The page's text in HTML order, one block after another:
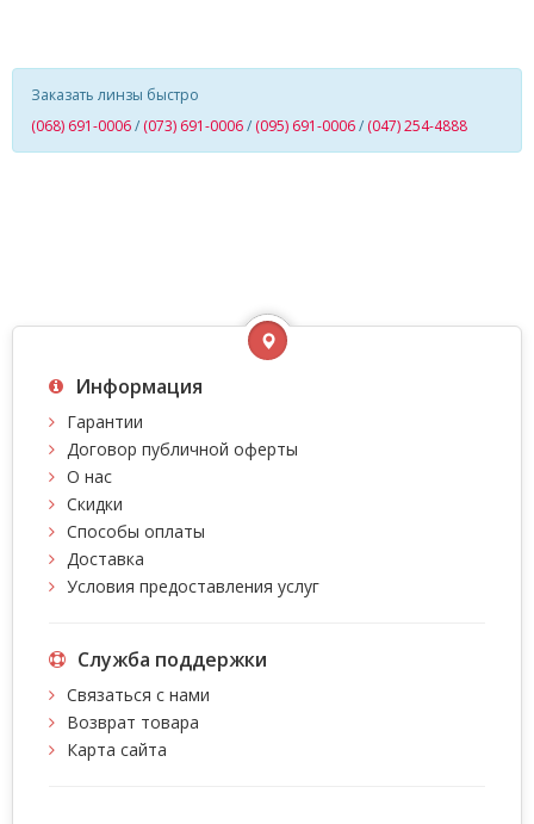
Заказать линзы быстро
(068) 691-0006/ (073) 691-0006/ (095) 691-0006/ (047) 254-4888
Информация
Гарантии
Договор публичной оферты
О нас
Скидки
Способы оплаты
Доставка
Условия предоставления услуг
Служба поддержки
Связаться с нами
Возврат товара
Карта сайта